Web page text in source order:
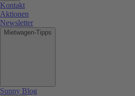
Kontakt
Aktionen
Newsletter
Mietwagen-Tipps
Sunny Blog